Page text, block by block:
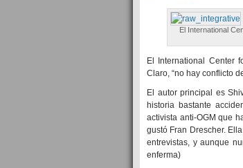
El International
El International Center
Claro, “no hay conflicto
El autor principal es
historia bastante
activista anti-OGM que
gustó Fran Drescher.
entrevistas, y aunque
enferma)